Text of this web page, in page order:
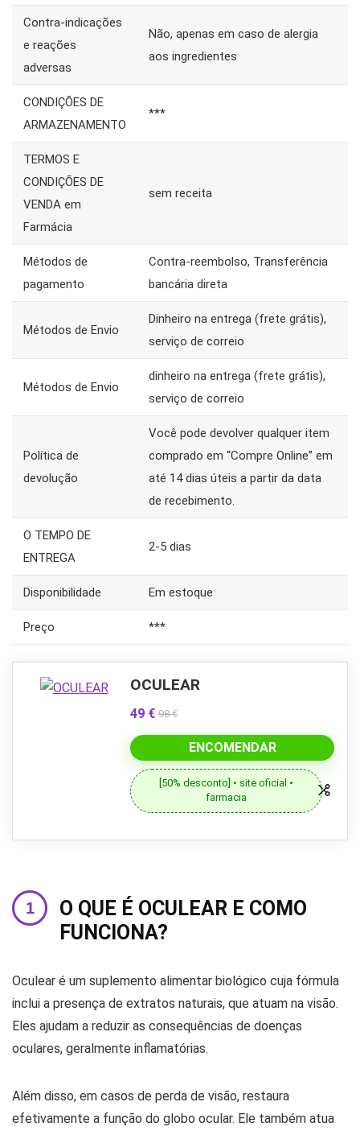
Contra-indicações
e reações
adversas
Não, apenas em caso de alergia
aos ingredientes
CONDIÇÕES DE
ARMAZENAMENTO
***
TERMOS E
CONDIÇÕES DE
VENDA em
Farmácia
sem receita
Métodos de
pagamento
Contra-reembolso, Transferência
bancária direta
Métodos de Envio
Dinheiro na entrega (frete grátis),
serviço de correio
Métodos de Envio
dinheiro na entrega (frete grátis),
serviço de correio
Política de
devolução
Você pode devolver qualquer item
comprado em “Compre Online” em
até 14 dias úteis a partir da data
de recebimento.
O TEMPO DE
ENTREGA
2-5 dias
Disponibilidade Em estoque
Preço ***
OCULEAR
49 € 98 €
ENCOMENDAR
[50% desconto] • site oficial •
farmacia
O QUE É OCULEAR E COMO
FUNCIONA?
Oculear é um suplemento alimentar biológico cuja fórmula
inclui a presença de extratos naturais, que atuam na visão.
Eles ajudam a reduzir as consequências de doenças
oculares, geralmente inflamatórias.
Além disso, em casos de perda de visão, restaura
efetivamente a função do globo ocular. Ele também atua